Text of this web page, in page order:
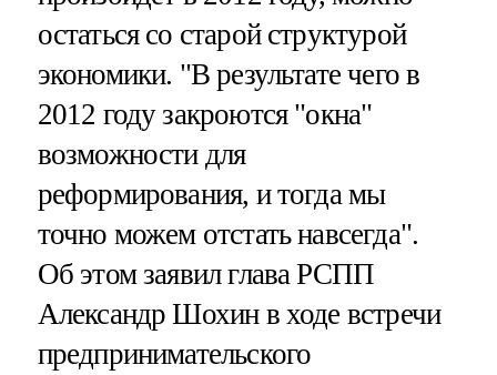
остаться со старой структурой
экономики. "В результате чего в
2012 году закроются "окна"
возможности для
реформирования, и тогда мы
точно можем отстать навсегда".
Об этом заявил глава РСПП
Александр Шохин в ходе встречи
предпринимательского